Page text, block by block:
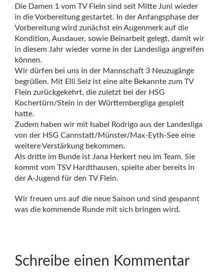
Die Damen 1 vom TV Flein sind seit Mitte Juni wieder
in die Vorbereitung gestartet. In der Anfangsphase der
Vorbereitung wird zunächst ein Augenmerk auf die
Kondition, Ausdauer, sowie Beinarbeit gelegt, damit wir
in diesem Jahr wieder vorne in der Landesliga angreifen
können.
Wir dürfen bei uns in der Mannschaft 3 Neuzugänge
begrüßen. Mit Elli Seiz ist eine alte Bekannte zum TV
Flein zurückgekehrt, die zuletzt bei der HSG
Kochertürn/Stein in der Württembergliga gespielt
hatte.
Zudem haben wir mit Isabel Rodrigo aus der Landesliga
von der HSG Cannstatt/Münster/Max-Eyth-See eine
weitere Verstärkung bekommen.
Als dritte im Bunde ist Jana Herkert neu im Team. Sie
kommt vom TSV Hardthausen, spielte aber bereits in
der A-Jugend für den TV Flein.
Wir freuen uns auf die neue Saison und sind gespannt
was die kommende Runde mit sich bringen wird.
Schreibe einen Kommentar